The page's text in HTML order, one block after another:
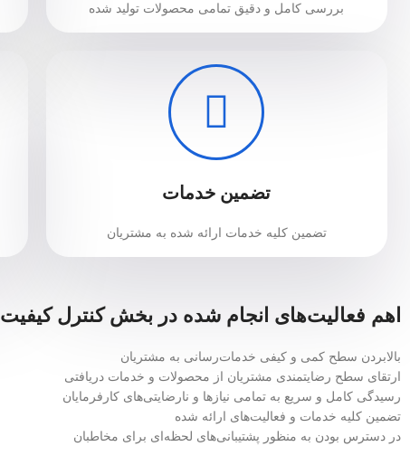
بررسی کامل و دقیق تمامی محصولات تولید شده
تضمین خدمات
تضمین کلیه خدمات ارائه شده به مشتریان
اهم فعالیت‌های انجام شده در بخش کنترل کیفیت
بالابردن سطح کمی و کیفی خدمات‌رسانی به مشتریان
ارتقای سطح رضایتمندی مشتریان از محصولات و خدمات دریافتی
رسیدگی کامل و سریع به تمامی نیازها و نارضایتی‌های کارفرمایان
تضمین کلیه خدمات و فعالیت‌های ارائه شده
در دسترس بودن به منظور پشتیبانی‌های لحظه‌ای برای مخاطبان